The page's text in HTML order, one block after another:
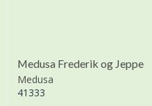
Medusa Frederik og Jeppe
Medusa
41333